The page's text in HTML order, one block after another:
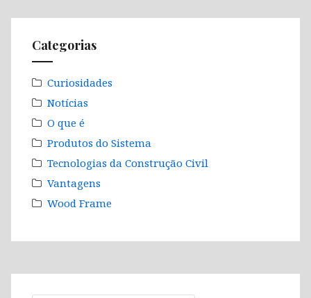
Categorias
Curiosidades
Notícias
O que é
Produtos do Sistema
Tecnologias da Construção Civil
Vantagens
Wood Frame